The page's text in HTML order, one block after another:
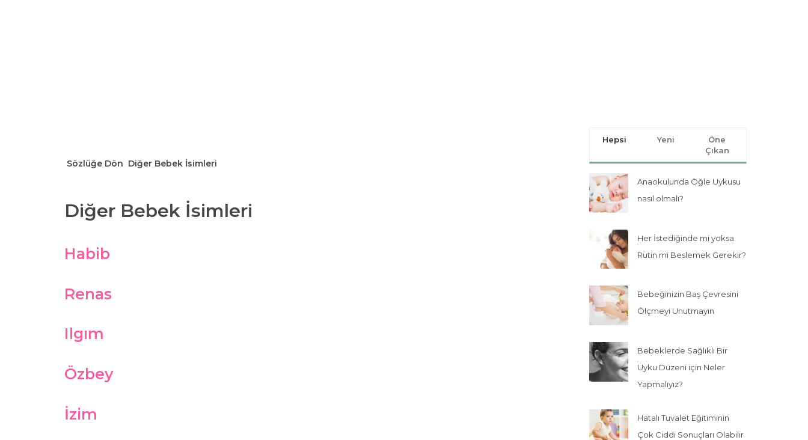
Sözlüğe Dön Diğer Bebek İsimleri
Diğer Bebek İsimleri
Habib
Renas
Ilgım
Özbey
İzim
Hepsi Yeni
Öne
Çıkan
Anaokulunda Öğle Uykusu
nasıl olmalı?
Her İstediğinde mi yoksa
Rutin mi Beslemek Gerekir?
Bebeğinizin Baş Çevresini
Ölçmeyi Unutmayın
Bebeklerde Sağlıklı Bir
Uyku Düzeni için Neler
Yapmalıyız?
Hatalı Tuvalet Eğitiminin
Çok Ciddi Sonuçları Olabilir